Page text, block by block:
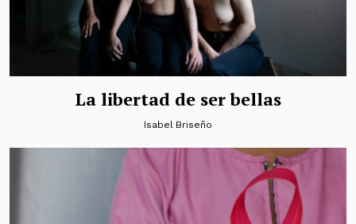
La libertad de ser bellas
Isabel Briseño